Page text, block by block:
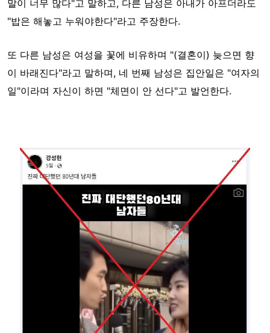
말이 너무 많다"고 말하고, 다른 남성은 아내가 아프더라도
"밥은 해놓고 누워야한다"라고 주장한다.
또 다른 남성은 여성을 꽃에 비유하며 "(결혼이) 늦으면 향
이 바래진다"라고 말하며, 네 번째 남성은 집안일은 "여자의
일"이라며 자신이 하면 "체면이 안 선다"고 발언한다.
Image